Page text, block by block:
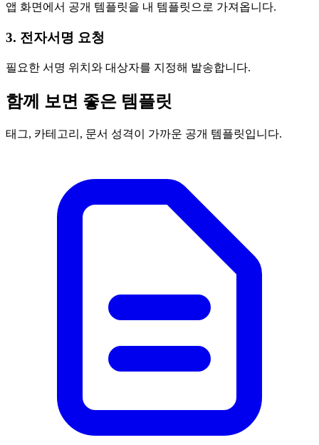
앱 화면에서 공개 템플릿을 내 템플릿으로 가져옵니다.
3. 전자서명 요청
필요한 서명 위치와 대상자를 지정해 발송합니다.
함께 보면 좋은 템플릿
태그, 카테고리, 문서 성격이 가까운 공개 템플릿입니다.